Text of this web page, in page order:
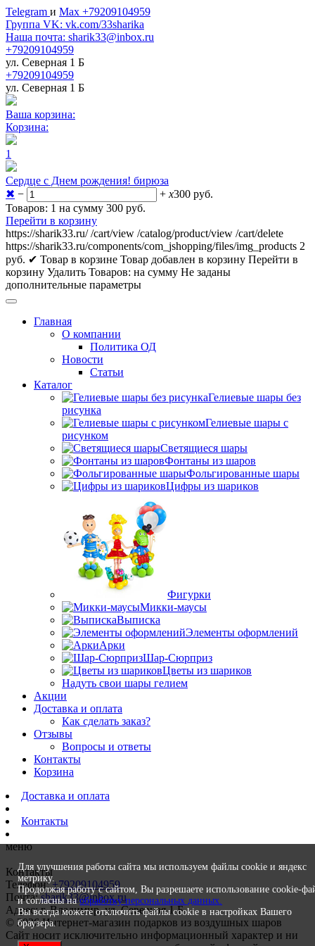
Telegram и Max +79209104959
Группа VK: vk.com/33sharika
Наша почта: sharik33@inbox.ru
+79209104959
ул. Северная 1 Б
+79209104959
ул. Северная 1 Б
Ваша корзина:
Корзина:
1
Сердце с Днем рождения! бирюза
✖ − + x300 руб.
Товаров: 1 на сумму 300 руб.
Перейти в корзину
https://sharik33.ru/ /cart/view /catalog/product/view /cart/delete
https://sharik33.ru/components/com_jshopping/files/img_products 2
руб. ✔ Товар в корзине Товар добавлен в корзину Перейти в
корзину Удалить Товаров: на сумму Не заданы
дополнительные параметры
Главная
О компании
Политика ОД
Новости
Статьи
Каталог
Гелиевые шары без
рисунка
Гелиевые шары с
рисунком
Светящиеся шары
Фонтаны из шаров
Фольгированные шары
Цифры из шариков
Фигурки
Микки-маусы
Выписка
Элементы оформлений
Арки
Шар-Сюрприз
Цветы из шариков
Надуть свои шары гелием
Акции
Доставка и оплата
Как сделать заказ?
Отзывы
Вопросы и ответы
Контакты
Корзина
Доставка и оплата
Контакты
меню
Контакты
Телефон:+79209104959
Почта:sharik33@inbox.ru
Адрес: г. Владимир, ул. Северная 1 Б
© 2026 Интернет-магазин подарков из воздушных шаров
Сайт носит исключительно информационный характер и ни
Для улучшения работы сайта мы используем файлы cookie и яндекс
метрику.
Продолжая работу с сайтом, Вы разрешаете использование cookie-
и согласны наобработку персональных данных.
Вы всегда можете отключить файлы cookie в настройках Вашего
браузера.